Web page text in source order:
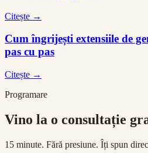
Citește →
Cum îngrijești extensiile de
pas cu pas
Citește →
Programare
Vino la o consultație
15 minute. Fără presiune. Îți spun